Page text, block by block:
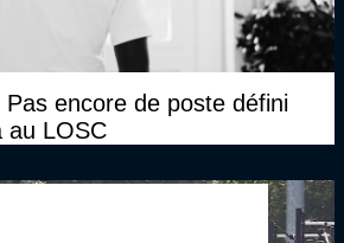
encore de poste défini
au LOSC